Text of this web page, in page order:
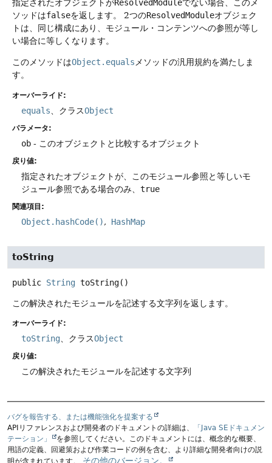
指定されたオブジェクトがResolvedModuleでない場合、このメ
ソッドはfalseを返します。 2つのResolvedModuleオブジェク
トは、同じ構成にあり、モジュール・コンテンツへの参照が等し
い場合に等しくなります。
このメソッドはObject.equalsメソッドの汎用規約を満たしま
す。
オーバーライド:
equals 、クラスObject
パラメータ:
ob - このオブジェクトと比較するオブジェクト
戻り値:
指定されたオブジェクトが、このモジュール参照と等しいモ
ジュール参照である場合のみ、 true
関連項目:
Object.hashCode() HashMap
toString
public String toString()
この解決されたモジュールを記述する文字列を返します。
オーバーライド:
toString 、クラスObject
戻り値:
この解決されたモジュールを記述する文字列
バグを報告する、または機能強化を提案する
APIリファレンスおよび開発者のドキュメントの詳細は、
「Java SEドキュメン
テーション」
を参照してください。このドキュメントには、概念的な概要、
用語の定義、回避策および作業コードの例を含む、より詳細な開発者向けの説
明が含まれています。
その他のバージョン。